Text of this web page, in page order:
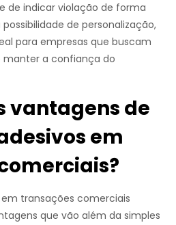
de indicar violação de forma
de personalização,
para empresas que buscam
manter a confiança do
vantagens de
em
transações comerciais
que vão além da simples